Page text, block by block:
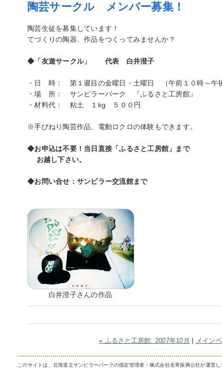
陶芸サークル メンバー募集！
陶芸生徒を募集しています！
てづくりの陶器、作品をつくってみませんか？
◆「友遊サークル」 代表 白井澄子
・日 時： 第１週目の金曜日・土曜日 （午前１０時～午
・場 所： サンピラーパーク 『ふるさと工房館』
・材料代： 粘土 １kg ５００円
※手びねり陶芸作品、電動ロクロの体験もできます。
◆お申込は不要！当日直接「ふるさと工房館」まで
お越し下さい。
◆お問い合せ：サンピラー交流館まで
白井澄子さんの作品
« ふるさと工房館: 2007年10月 メイン
このサイトは、北海道立サンピラーパークの指定管理者・株式会社名寄振興公社が運営